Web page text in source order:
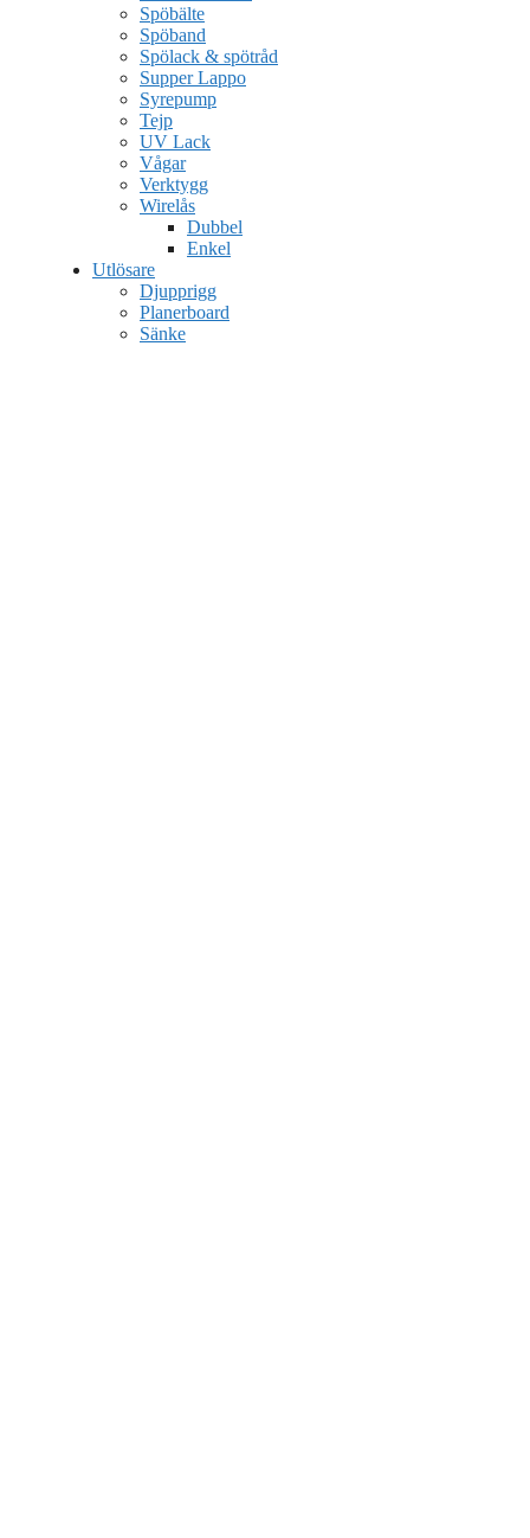
Spöbälte
Spöband
Spölack & spötråd
Supper Lappo
Syrepump
Tejp
UV Lack
Vågar
Verktygg
Wirelås
Dubbel
Enkel
Utlösare
Djupprigg
Planerboard
Sänke